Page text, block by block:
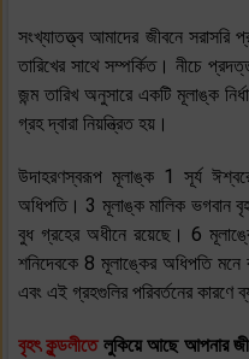
সংখ্যাতত্ত্ব আমাদের জীবনে
তারিখের সাথে সম্পর্কিত। নীচে
জন্ম তারিখ অনুসারে একটি মূলাঙ্ক
গ্রহ দ্বারা নিয়ন্ত্রিত হয়।
উদাহরণস্বরূপ মূলাঙ্ক 1 সূর্য
অধিপতি। 3 মূলাঙ্ক মালিক ভগবান
বুধ গ্রহের অধীনে রয়েছে। 6
শনিদেবকে 8 মূলাঙ্কের অধিপতি
এবং এই গ্রহগুলির পরিবর্তনের কারণে
বৃহৎ কুন্ডলীতে লুকিয়ে আছে আপনার